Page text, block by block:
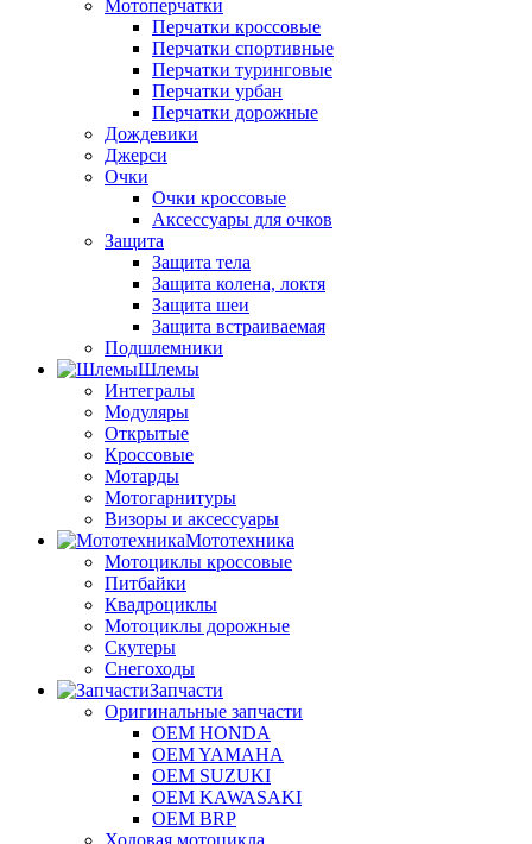
Мотоперчатки
Перчатки кроссовые
Перчатки спортивные
Перчатки туринговые
Перчатки урбан
Перчатки дорожные
Дождевики
Джерси
Очки
Очки кроссовые
Аксессуары для очков
Защита
Защита тела
Защита колена, локтя
Защита шеи
Защита встраиваемая
Подшлемники
Шлемы
Интегралы
Модуляры
Открытые
Кроссовые
Мотарды
Мотогарнитуры
Визоры и аксессуары
Мототехника
Мотоциклы кроссовые
Питбайки
Квадроциклы
Мотоциклы дорожные
Скутеры
Снегоходы
Запчасти
Оригинальные запчасти
OEM HONDA
OEM YAMAHA
OEM SUZUKI
OEM KAWASAKI
OEM BRP
Ходовая мотоцикла